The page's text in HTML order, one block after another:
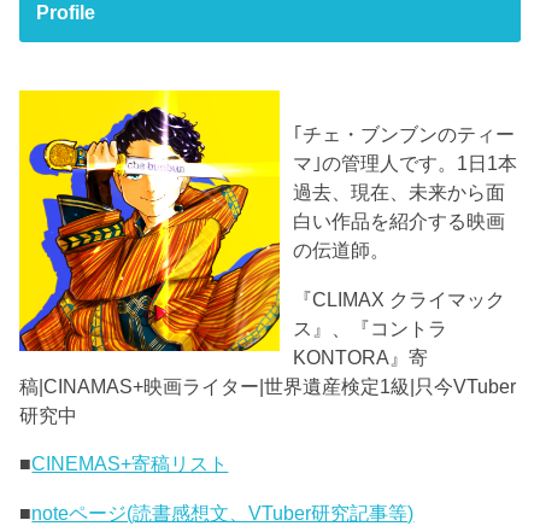
Profile
｢チェ・ブンブンのティー
マ｣の管理人です。1日1本
過去、現在、未来から面
白い作品を紹介する映画
の伝道師。
『CLIMAX クライマック
ス』、『コントラ
KONTORA』寄
稿|CINAMAS+映画ライター|世界遺産検定1級|只今VTuber
研究中
■CINEMAS+寄稿リスト
■noteページ(読書感想文、VTuber研究記事等)